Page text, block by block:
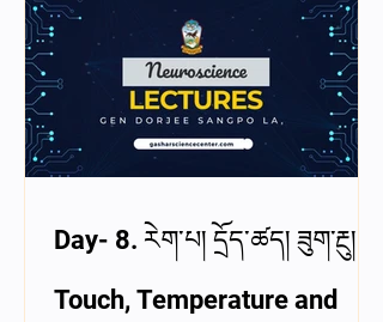
Day- 8. རེག་པ། དྲོད་ཚད། ཟུག་རྔུ།
Touch, Temperature and